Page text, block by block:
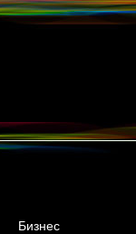
Бизнес